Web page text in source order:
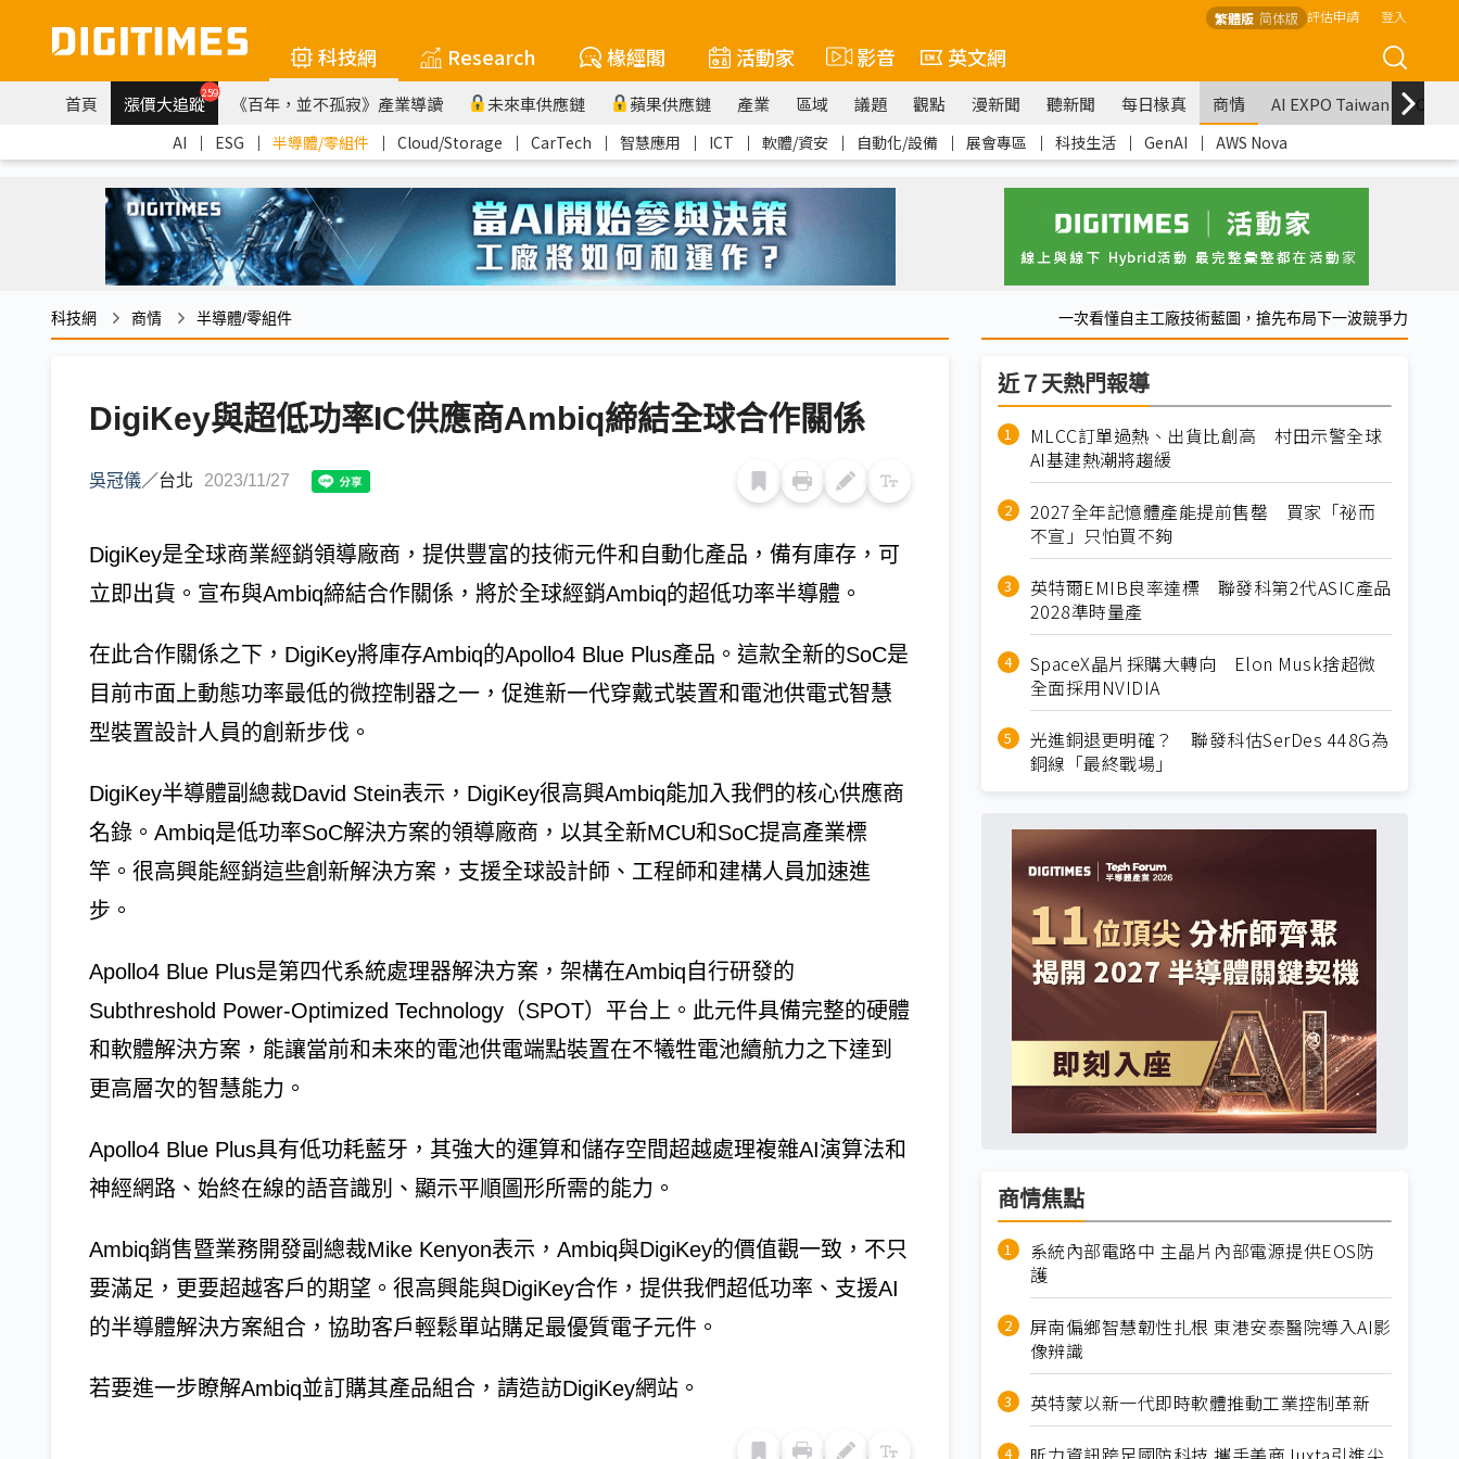
繁體版 简体版 評估申請 登入
科技網 Research 椽經閣 活動家 影音 英文網
首頁 漲價大追蹤259 《百年，並不孤寂》產業導讀 未來車供應鏈 蘋果供應鏈 產業 區域 議題 觀點 漫新聞 聽新聞 每日椽真 商情 AI EXPO Taiwan
AI ｜ ESG ｜ 半導體/零組件 ｜ Cloud/Storage ｜ CarTech ｜ 智慧應用 ｜ ICT ｜ 軟體/資安 ｜ 自動化/設備 ｜ 展會專區 ｜ 科技生活 ｜ GenAI ｜ AWS Nova
科技網 商情 半導體/零組件 一次看懂自主工廠技術藍圖，搶先布局下一波競爭力
DigiKey與超低功率IC供應商Ambiq締結全球合作關係
吳冠儀／台北 2023/11/27
DigiKey是全球商業經銷領導廠商，提供豐富的技術元件和自動化產品，備有庫存，可
立即出貨。宣布與Ambiq締結合作關係，將於全球經銷Ambiq的超低功率半導體。
在此合作關係之下，DigiKey將庫存Ambiq的Apollo4 Blue Plus產品。這款全新的SoC是
目前市面上動態功率最低的微控制器之一，促進新一代穿戴式裝置和電池供電式智慧
型裝置設計人員的創新步伐。
DigiKey半導體副總裁David Stein表示，DigiKey很高興Ambiq能加入我們的核心供應商
名錄。Ambiq是低功率SoC解決方案的領導廠商，以其全新MCU和SoC提高產業標
竿。很高興能經銷這些創新解決方案，支援全球設計師、工程師和建構人員加速進
步。
Apollo4 Blue Plus是第四代系統處理器解決方案，架構在Ambiq自行研發的
Subthreshold Power-Optimized Technology（SPOT）平台上。此元件具備完整的硬體
和軟體解決方案，能讓當前和未來的電池供電端點裝置在不犧牲電池續航力之下達到
更高層次的智慧能力。
Apollo4 Blue Plus具有低功耗藍牙，其強大的運算和儲存空間超越處理複雜AI演算法和
神經網路、始終在線的語音識別、顯示平順圖形所需的能力。
Ambiq銷售暨業務開發副總裁Mike Kenyon表示，Ambiq與DigiKey的價值觀一致，不只
要滿足，更要超越客戶的期望。很高興能與DigiKey合作，提供我們超低功率、支援AI
的半導體解決方案組合，協助客戶輕鬆單站購足最優質電子元件。
若要進一步瞭解Ambiq並訂購其產品組合，請造訪DigiKey網站。
近７天熱門報導
MLCC訂單過熱、出貨比創高 村田示警全球
AI基建熱潮將趨緩
2027全年記憶體產能提前售罄 買家「祕而
不宣」只怕買不夠
英特爾EMIB良率達標 聯發科第2代ASIC產品
2028準時量產
SpaceX晶片採購大轉向 Elon Musk捨超微
全面採用NVIDIA
光進銅退更明確？ 聯發科估SerDes 448G為
銅線「最終戰場」
商情焦點
系統內部電路中 主晶片內部電源提供EOS防
護
屏南偏鄉智慧韌性扎根 東港安泰醫院導入AI影
像辨識
英特蒙以新一代即時軟體推動工業控制革新